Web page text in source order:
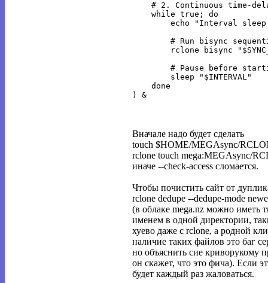
# 2. Continuous time-
    while true; do
echo "Interval
# Run bisync
rclone bisync
# Pause before
        sleep "$INTERVAL"
    done
Вначале надо будет сделать
touch $HOME/MEGAsync/
rclone touch mega:MEGAsync/
иначе --check-access сломается.
Чтобы почистить сайт от
rclone dedupe --dedupe-mode
(в облаке mega.nz можно иметь
именем в одной директории,
хуево даже с rclone, а родной
наличие таких файлов это баг
но объяснить сие криворукому
он скажет, что это фича). Если
будет каждый раз жаловаться.